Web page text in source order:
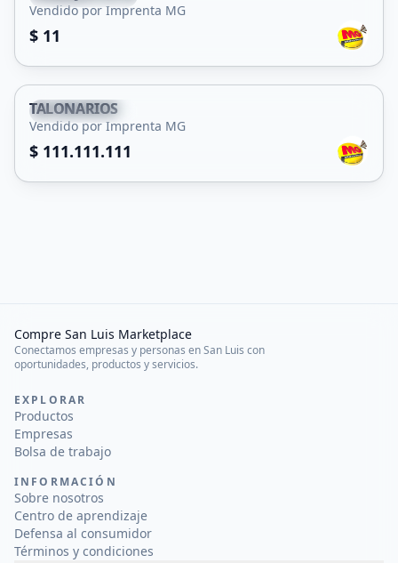
Vendido por Imprenta MG
$ 11
Villa Mercedes
TALONARIOS
Vendido por Imprenta MG
$ 111.111.111
Compre San Luis Marketplace
Conectamos empresas y personas en San Luis con
oportunidades, productos y servicios.
EXPLORAR
Productos
Empresas
Bolsa de trabajo
INFORMACIÓN
Sobre nosotros
Centro de aprendizaje
Defensa al consumidor
Términos y condiciones